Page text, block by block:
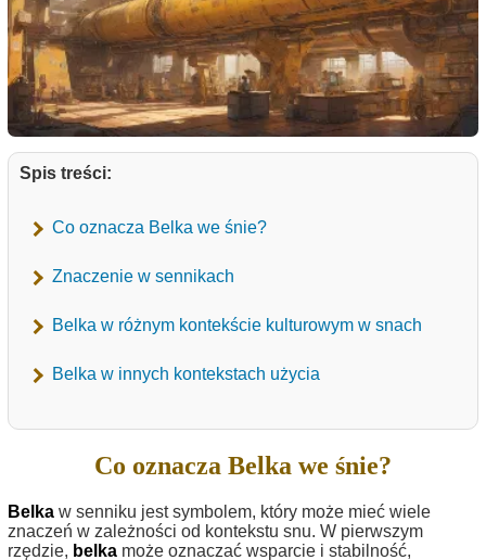
Spis treści:
Co oznacza Belka we śnie?
Znaczenie w sennikach
Belka w różnym kontekście kulturowym w snach
Belka w innych kontekstach użycia
Co oznacza Belka we śnie?
Belka w senniku jest symbolem, który może mieć wiele
znaczeń w zależności od kontekstu snu. W pierwszym
rzędzie, belka może oznaczać wsparcie i stabilność,